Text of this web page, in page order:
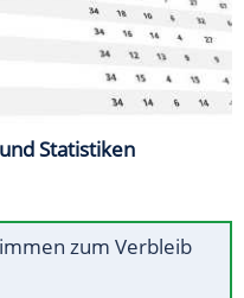
Statistiken
zum Verbleib